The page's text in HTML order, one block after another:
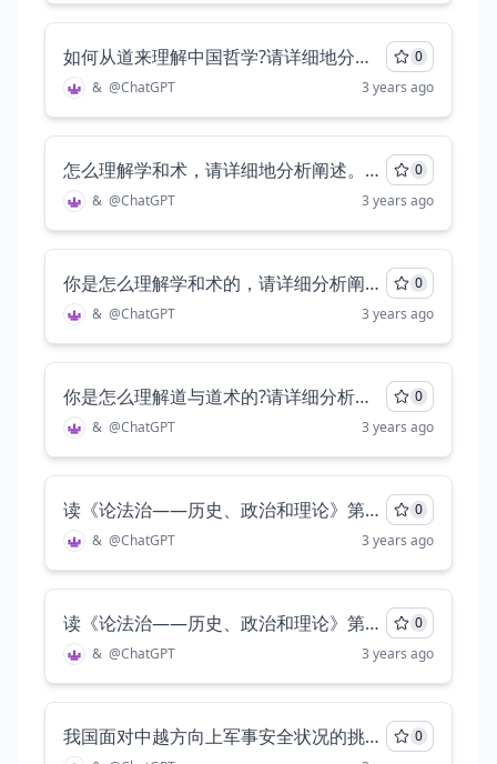
如何从道来理解中国哲学?请详细地分析讨论，至少两千字。
0
& @ChatGPT 3 years ago
怎么理解学和术，请详细地分析阐述。（分别理解和结合联系）至少两千字
0
& @ChatGPT 3 years ago
你是怎么理解学和术的，请详细分析阐述。至少两千字
0
& @ChatGPT 3 years ago
你是怎么理解道与道术的?请详细分析阐述，至少两千字
0
& @ChatGPT 3 years ago
读《论法治——历史、政治和理论》第九到十一章，围绕“法治国际化”进行详细的分析探讨，至少三千字。
0
& @ChatGPT 3 years ago
读《论法治——历史、政治和理论》第九到十一章，选择一个主题（如三个主题、国际层面）进行详细的讨论分析，要求至少两千字
0
& @ChatGPT 3 years ago
我国面对中越方向上军事安全状况的挑战应该怎么做（现在，未来）
0